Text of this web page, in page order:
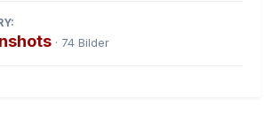
· 74 Bilder